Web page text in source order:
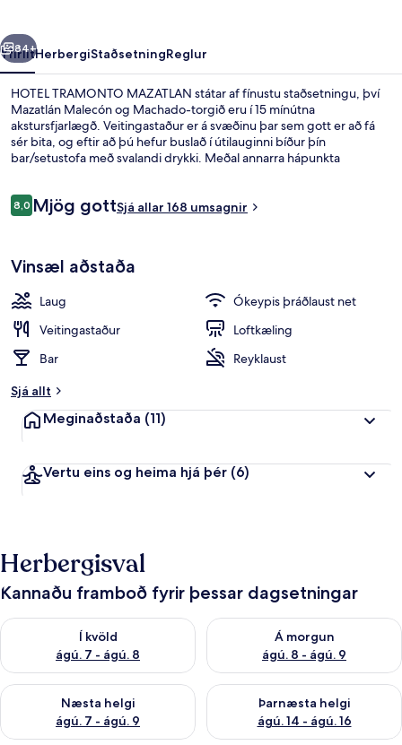
Næsta
84+
YfirlitHerbergiStaðsetningReglur
HOTEL TRAMONTO MAZATLAN státar af fínustu staðsetningu, því
Mazatlán Malecón og Machado-torgið eru í 15 mínútna
akstursfjarlægð. Veitingastaður er á svæðinu þar sem gott er að fá
sér bita, og eftir að þú hefur buslað í útilauginni bíður þín
bar/setustofa með svalandi drykki. Meðal annarra hápunkta
Umsagnir
8,08,0 af 10
Mjög gottSjá allar 168 umsagnir
Vinsæl aðstaða
Laug
Ókeypis þráðlaust net
Veitingastaður
Loftkæling
Bar
Reyklaust
Sjá allt
Meginaðstaða (11)
Vertu eins og heima hjá þér (6)
Herbergisval
Kannaðu framboð fyrir þessar dagsetningar
Í kvöld
ágú. 7 - ágú. 8
Athuga framboð í kvöld ágú. 7 - ágú. 8
Á morgun
ágú. 8 - ágú. 9
Athuga framboð á morgun
Næsta helgi
ágú. 7 - ágú. 9
Athuga framboð næstu helgi ágú. 7 - ágú. 9
Þarnæsta helgi
ágú. 14 - ágú. 16
Athuga framboð þarnæstu